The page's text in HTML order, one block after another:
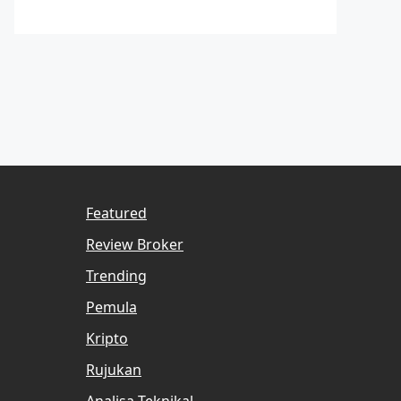
Featured
Review Broker
Trending
Pemula
Kripto
Rujukan